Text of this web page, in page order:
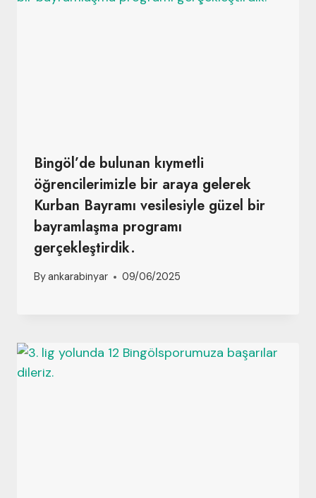
Bingöl’de bulunan kıymetli
öğrencilerimizle bir araya gelerek
Kurban Bayramı vesilesiyle güzel bir
bayramlaşma programı
gerçekleştirdik.
Byankarabinyar 09/06/2025